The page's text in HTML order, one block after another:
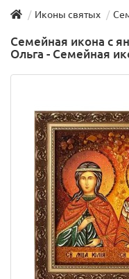
Иконы святых
Семейная икона с
Ольга - Семейная